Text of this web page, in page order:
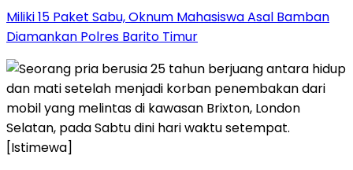
Miliki 15 Paket Sabu, Oknum Mahasiswa Asal Bamban
Diamankan Polres Barito Timur